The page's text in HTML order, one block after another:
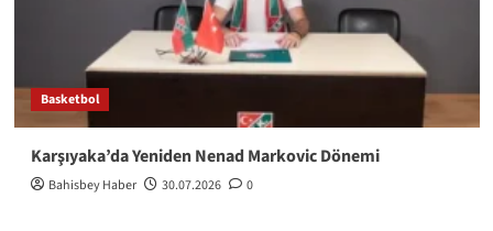
Basketbol
Karşıyaka’da Yeniden Nenad Markovic Dönemi
Bahisbey Haber 30.07.2026 0